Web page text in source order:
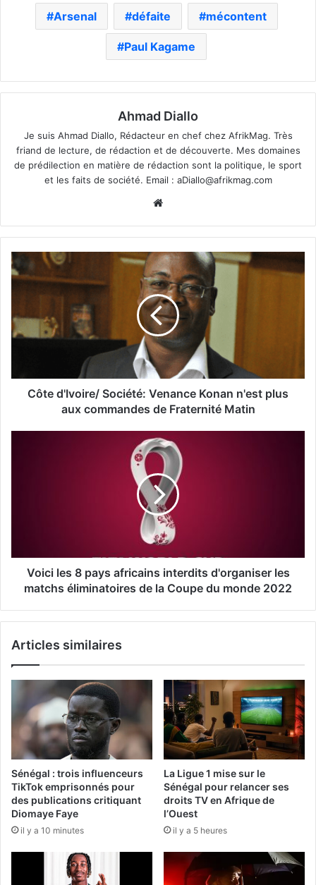
Arsenal défaite mécontent
Paul Kagame
Ahmad Diallo
Je suis Ahmad Diallo, Rédacteur en chef chez AfrikMag. Très
friand de lecture, de rédaction et de découverte. Mes domaines
de prédilection en matière de rédaction sont la politique, le sport
et les faits de société. Email : aDiallo@afrikmag.com
Côte d'Ivoire/ Société: Venance Konan n'est plus
aux commandes de Fraternité Matin
Voici les 8 pays africains interdits d'organiser les
matchs éliminatoires de la Coupe du monde 2022
Articles similaires
Sénégal : trois influenceurs
TikTok emprisonnés pour
des publications critiquant
Diomaye Faye
il y a 10 minutes
La Ligue 1 mise sur le
Sénégal pour relancer ses
droits TV en Afrique de
l’Ouest
il y a 5 heures